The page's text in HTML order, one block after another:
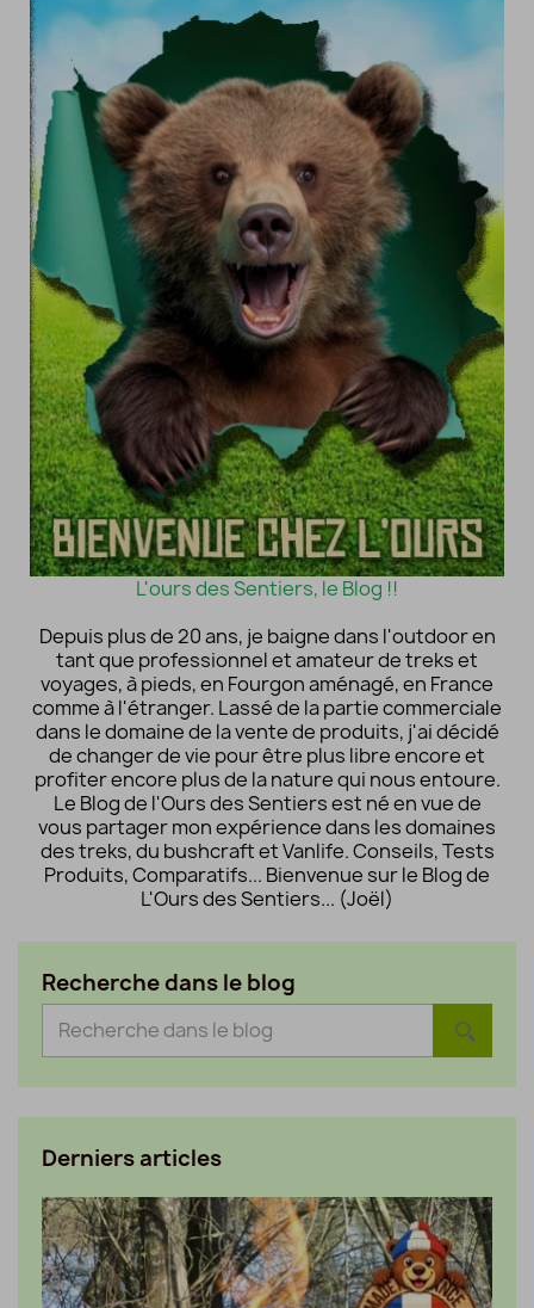
L'ours des Sentiers, le Blog !!
Depuis plus de 20 ans, je baigne dans l'outdoor en
tant que professionnel et amateur de treks et
voyages, à pieds, en Fourgon aménagé, en France
comme à l'étranger. Lassé de la partie commerciale
dans le domaine de la vente de produits, j'ai décidé
de changer de vie pour être plus libre encore et
profiter encore plus de la nature qui nous entoure.
Le Blog de l'Ours des Sentiers est né en vue de
vous partager mon expérience dans les domaines
des treks, du bushcraft et Vanlife. Conseils, Tests
Produits, Comparatifs... Bienvenue sur le Blog de
L'Ours des Sentiers... (Joël)
Recherche dans le blog
Derniers articles